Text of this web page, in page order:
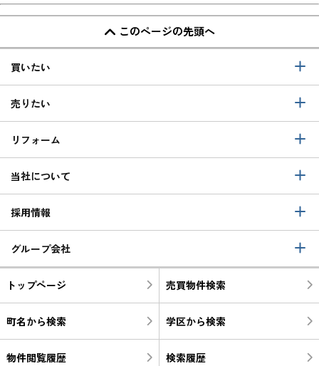
このページの先頭へ
買いたい
売りたい
リフォーム
当社について
採用情報
グループ会社
トップページ 売買物件検索
町名から検索 学区から検索
物件閲覧履歴 検索履歴